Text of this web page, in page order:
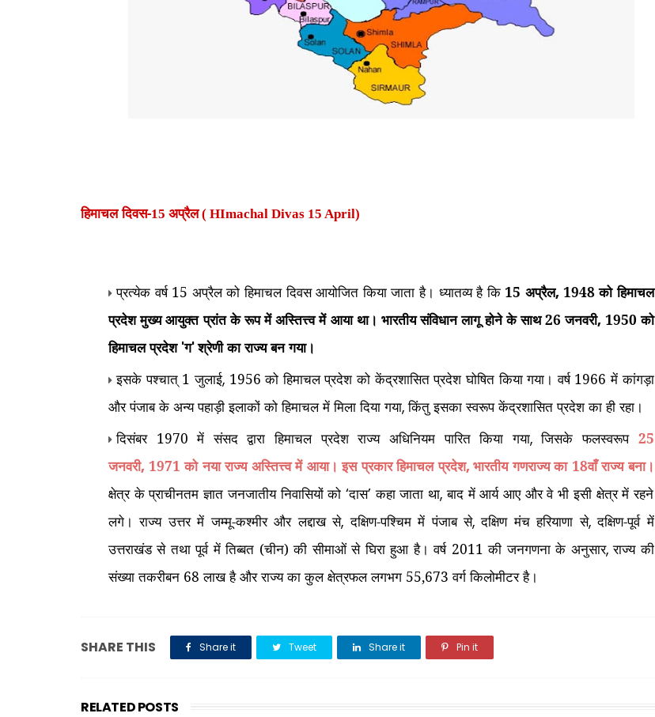
हिमाचल दिवस-15 अप्रैल ( HImachal Divas 15 April)
प्रत्येक वर्ष 15 अप्रैल को हिमाचल दिवस आयोजित किया जाता है। ध्यातव्य है कि15 अप्रैल, 1948 को हिमाचल
प्रदेश मुख्य आयुक्त प्रांत के रूप में अस्तित्त्व में आया था। भारतीय संविधान लागू होने के साथ 26 जनवरी, 1950 को
हिमाचल प्रदेश 'ग'श्रेणी का राज्य बन गया।
इसके पश्चात् 1 जुलाई, 1956 को हिमाचल प्रदेश को केंद्रशासित प्रदेश घोषित किया गया। वर्ष 1966 में कांगड़ा
और पंजाब के अन्य पहाड़ी इलाकों को हिमाचल में मिला दिया गया,किंतु इसका स्वरूप केंद्रशासित प्रदेश का ही रहा।
दिसंबर 1970 में संसद द्वारा हिमाचल प्रदेश राज्य अधिनियम पारित किया गया,जिसके फलस्वरूप 25
जनवरी, 1971 को नया राज्य अस्तित्त्व में आया। इस प्रकार हिमाचल प्रदेश,भारतीय गणराज्य का 18वाँ राज्य बना।
क्षेत्र के प्राचीनतम ज्ञात जनजातीय निवासियों को ‘दास’कहा जाता था,बाद में आर्य आए और वे भी इसी क्षेत्र में रहने
लगे। राज्य उत्तर में जम्मू-कश्मीर और लद्दाख से,दक्षिण-पश्चिम में पंजाब से,दक्षिण मंच हरियाणा से,दक्षिण-पूर्व में
उत्तराखंड से तथा पूर्व में तिब्बत (चीन) की सीमाओं से घिरा हुआ है। वर्ष 2011 की जनगणना के अनुसार,राज्य की
संख्या तकरीबन 68 लाख है और राज्य का कुल क्षेत्रफल लगभग 55,673 वर्ग किलोमीटर है।
SHARE THIS Share it Tweet Share it Pin it
RELATED POSTS